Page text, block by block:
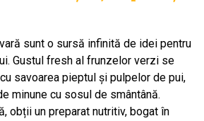
sunt o sursă infinită de idei pentru
Gustul fresh al frunzelor verzi se
savoarea pieptul și pulpelor de pui,
minune cu sosul de smântână.
obții un preparat nutritiv, bogat în